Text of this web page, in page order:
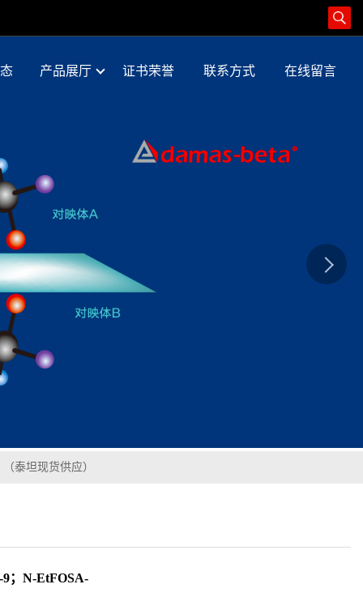
产品展厅 证书荣誉 联系方式 在线留言
泰坦现货供应）
；N-EtFOSA-